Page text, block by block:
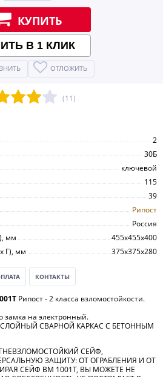
КУПИТЬ
В 1 КЛИК
ОТЛОЖИТЬ
(11)
2
30Б
ключевой
115
39
Рипост
Россия
мм
455х455х400
Г), мм
375х375х280
КОНТАКТЫ
Рипост - 2 класса взломостойкости.
замка на электронный.
СВАРНОЙ КАРКАС С БЕТОННЫМ
СЕЙФ,
ЗАЩИТУ: ОТ ОГРАБЛЕНИЯ И ОТ
СЕЙФ ВМ 1001Т, ВЫ МОЖЕТЕ НЕ